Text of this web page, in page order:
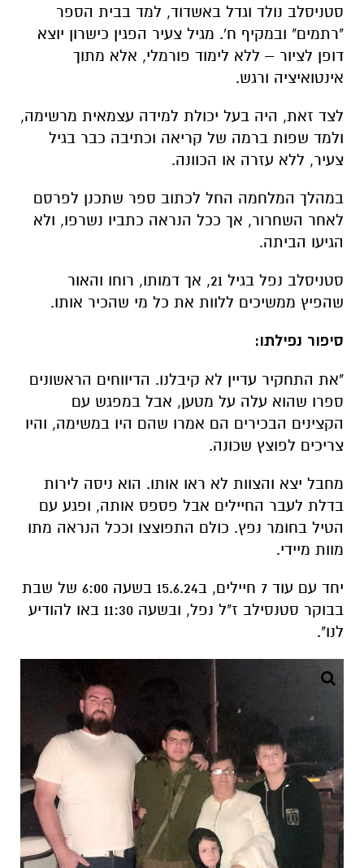
סטניסלב נולד וגדל באשדוד, למד בבית הספר
"רתמים" ובמקיף ח'. מגיל צעיר הפגין כישרון יוצא
דופן לציור – ללא לימוד פורמלי, אלא מתוך
אינטואיציה ורגש.
לצד זאת, היה בעל יכולת למידה עצמאית מרשימה,
ולמד שפות ברמה של קריאה וכתיבה כבר בגיל
צעיר, ללא עזרה או הכוונה.
במהלך המלחמה החל לכתוב ספר שתכנן לפרסם
לאחר השחרור, אך ככל הנראה כתביו נשרפו, ולא
הגיעו הביתה.
סטניסלב נפל בגיל 21, אך דמותו, רוחו והאור
שהפיץ ממשיכים ללוות את כל מי שהכיר אותו.
סיפור נפילתו:
"את התחקיר עדיין לא קיבלנו. הדיווחים הראשונים
ספרו שהוא עלה על מטען, אבל במפגש עם
הקצינים הבכירים הם אמרו שהם היו במשימה, והיו
צריכים לפוצץ שכונה.
מחבל יצא והצוות לא ראו אותו. הוא ניסה לירות
בדלת לעבר החיילים אבל פספס אותה, ופגע עם
הטיל בחומר נפץ. כולם התפוצצו וככל הנראה מתו
מוות מיידי.
יחד עם עוד 7 חיילים, ב15.6.24 בשעה 6:00 של שבת
בבוקר סטנסילב ז"ל נפל, ובשעה 11:30 באו להודיע
לנו".